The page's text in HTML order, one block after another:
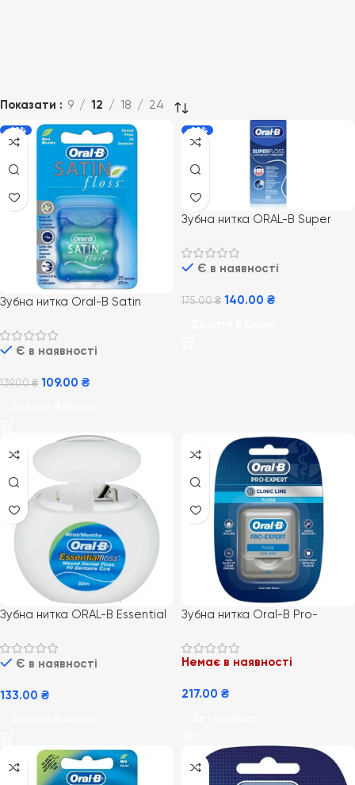
Показати 9 12 18 24
-22%
Зубна нитка Oral-B Satin
Є в наявності
139.00₴ 109.00 ₴
-20%
Зубна нитка ORAL-B Super
Є в наявності
175.00₴ 140.00 ₴
Зубна нитка ORAL-B Essential
Є в наявності
133.00 ₴
Зубна нитка Oral-B Pro-
Немає в наявності
217.00 ₴